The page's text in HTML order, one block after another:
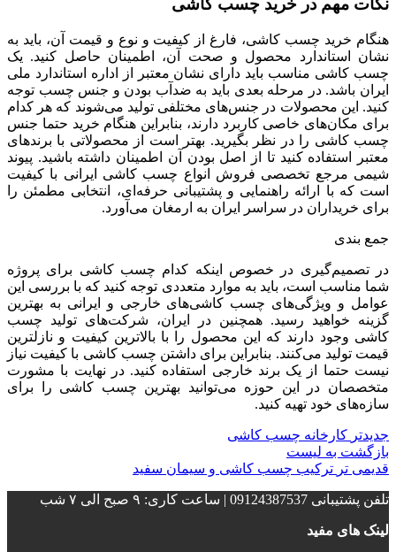
نکات مهم در خرید چسب کاشی
هنگام خرید چسب کاشی، فارغ از کیفیت و نوع و قیمت آن، باید به
نشان استاندارد محصول و صحت آن، اطمینان حاصل کنید. یک
چسب کاشی مناسب باید دارای نشان معتبر از اداره استاندارد ملی
ایران باشد. در مرحله بعدی باید به ضدآب بودن و جنس چسب توجه
کنید. این محصولات در جنس‌های مختلفی تولید می‌شوند که هر کدام
برای مکان‌های خاصی کاربرد دارند، بنابراین هنگام خرید حتما جنس
چسب کاشی را در نظر بگیرید. بهتر است از محصولاتی با برندهای
معتبر استفاده کنید تا از اصل بودن آن اطمینان داشته باشید. پیوند
شیمی مرجع تخصصی فروش انواع چسب کاشی ایرانی با کیفیت
است که با ارائه راهنمایی و پشتیبانی حرفه‌ای، انتخابی مطمئن را
برای خریداران در سراسر ایران به ارمغان می‌آورد.
جمع بندی
در تصمیم‌گیری در خصوص اینکه کدام چسب کاشی برای پروژه
شما مناسب است، باید به موارد متعددی توجه کنید که با بررسی این
عوامل و ویژگی‌های چسب کاشی‌های خارجی و ایرانی به بهترین
گزینه خواهید رسید. همچنین در ایران، شرکت‌‌های تولید چسب
کاشی وجود دارند که این محصول را با بالاترین کیفیت و نازلترین
قیمت تولید می‌کنند. بنابراین برای داشتن چسب کاشی با کیفیت نیاز
نیست حتما از یک برند خارجی استفاده کنید. در نهایت با مشورت
متخصصان در این حوزه می‌توانید بهترین چسب کاشی را برای
سازه‌های خود تهیه کنید.
جدیدتر کارخانه چسب کاشی
بازگشت به لیست
قدیمی تر ترکیب چسب کاشی و سیمان سفید
تلفن پشتیبانی 09124387537 | ساعت کاری: ۹ صبح الی ۷ شب
لینک های مفید